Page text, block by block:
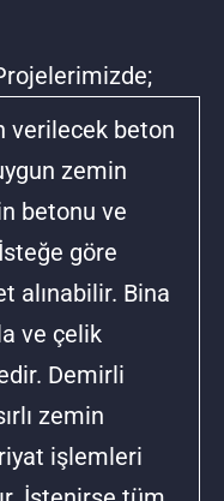
verilecek beton
zemin
betonu ve
göre
alınabilir. Bina
ve çelik
Demirli
zemin
işlemleri